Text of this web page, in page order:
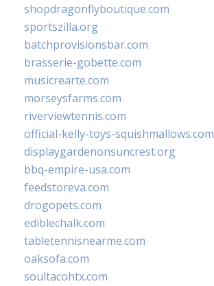
shopdragonflyboutique.com
sportszilla.org
batchprovisionsbar.com
brasserie-gobette.com
musicrearte.com
morseysfarms.com
riverviewtennis.com
official-kelly-toys-squishmallows.com
displaygardenonsuncrest.org
bbq-empire-usa.com
feedstoreva.com
drogopets.com
ediblechalk.com
tabletennisnearme.com
oaksofa.com
soultacohtx.com